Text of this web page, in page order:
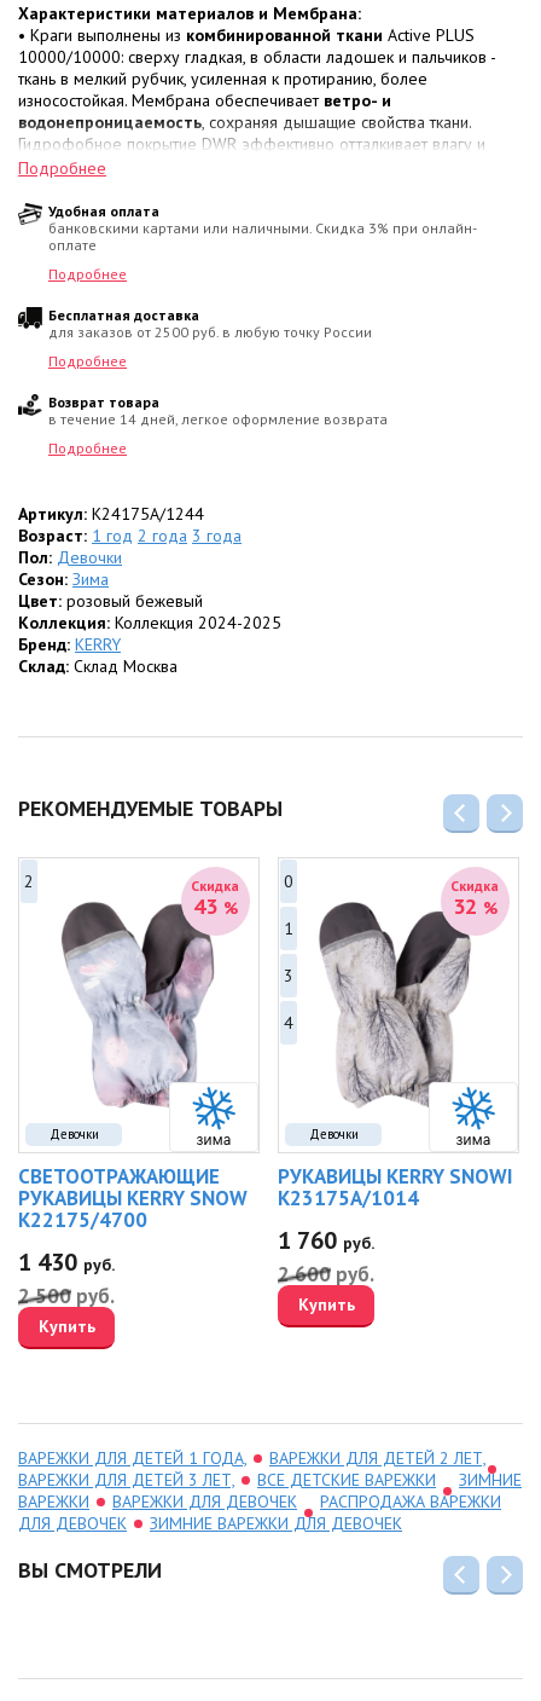
Характеристики материалов и Мембрана:
• Краги выполнены из комбинированной ткани Active PLUS
10000/10000: сверху гладкая, в области ладошек и пальчиков -
ткань в мелкий рубчик, усиленная к протиранию, более
износостойкая. Мембрана обеспечивает ветро- и
водонепроницаемость, сохраняя дышащие свойства ткани.
Гидрофобное покрытие DWR эффективно отталкивает влагу и
грязь, упрощая очистку влажной салфеткой.
• В элементы кроя интегрированы
для безопасности в зимних сумерках.
Состав ткани:
• Подкладочный слой: 40% Шерсть, 30% Полиэстер, 30% Акрил.
Цвет:Бежевый, розовый.
Подробнее
Удобная оплата
банковскими картами или наличными. Скидка 3% при онлайн-
оплате
Подробнее
Бесплатная доставка
для заказов от 2500 руб. в любую точку России
Подробнее
Возврат товара
в течение 14 дней, легкое оформление возврата
Подробнее
Артикул: K24175A/1244
Возраст: 1 год 2 года 3 года
Пол: Девочки
Сезон: Зима
Цвет: розовый бежевый
Коллекция: Коллекция 2024-2025
Бренд: KERRY
Склад: Склад Москва
РЕКОМЕНДУЕМЫЕ ТОВАРЫ
Девочки
Скидка
43 %
2
СВЕТООТРАЖАЮЩИЕ
РУКАВИЦЫ KERRY SNOW
K22175/4700
1 430 руб.
2 500 руб.
Купить
Девочки
Скидка
32 %
0
1
3
4
РУКАВИЦЫ KERRY SNOWI
K23175A/1014
1 760 руб.
2 600 руб.
Купить
ВАРЕЖКИ ДЛЯ ДЕТЕЙ 1 ГОДА,
ВАРЕЖКИ ДЛЯ ДЕТЕЙ 2 ЛЕТ,
ВАРЕЖКИ ДЛЯ ДЕТЕЙ 3 ЛЕТ,
ВСЕ ДЕТСКИЕ ВАРЕЖКИ
ЗИМНИЕ
ВАРЕЖКИ
ВАРЕЖКИ ДЛЯ ДЕВОЧЕК
РАСПРОДАЖА ВАРЕЖКИ
ДЛЯ ДЕВОЧЕК
ЗИМНИЕ ВАРЕЖКИ ДЛЯ ДЕВОЧЕК
ВЫ СМОТРЕЛИ